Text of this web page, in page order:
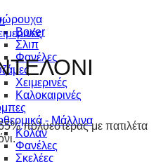
Boxer
Σλιπ
Φανέλες
Χειμερινές
Καλοκαιρινές
- Μάλλινα
Κολάν
Φανέλες
Σκελέες
πολυεστέρας με πατιλέτα